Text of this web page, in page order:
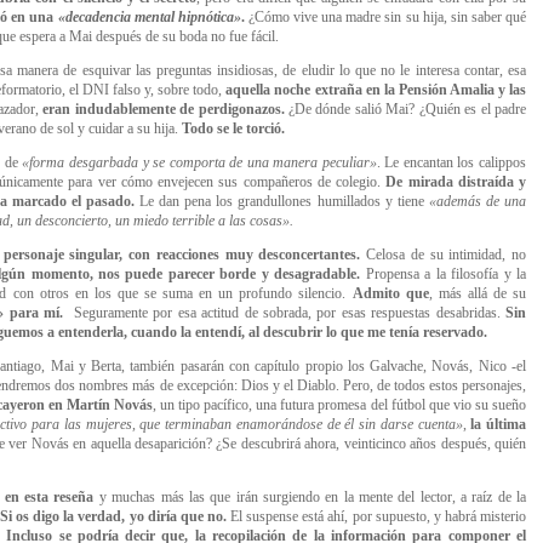
en una «decadencia mental hipnótica».¿Cómo vive una madre sin su hija, sin saber qué
espera a Mai después de su boda no fue fácil.
manera de esquivar las preguntas insidiosas, de eludir lo que no le interesa contar, esa
el DNI falso y, sobre todo,aquella noche extraña en la Pensión Amalia y las
eran indudablemente de perdigonazos.¿De dónde salió Mai? ¿Quién es el padre
de sol y cuidar a su hija. Todo se le torció.
de«forma desgarbada y se comporta de una manera peculiar». Le encantan los calippos
para ver cómo envejecen sus compañeros de colegio.De mirada distraída y
marcado el pasado.Le dan pena los grandullones humillados y tiene «además de una
un desconcierto, un miedo terrible a las cosas».
singular, con reacciones muy desconcertantes. Celosa de su intimidad, no
momento, nos puede parecer borde y desagradable. Propensa a la filosofía y la
con otros en los que se suma en un profundo silencio.
Admito que, más allá de su
para mí.Seguramente por esa actitud de sobrada, por esas respuestas desabridas.Sin
a entenderla, cuando la entendí, al descubrir lo que me tenía reservado.
Mai y Berta, también pasarán con capítulo propio los Galvache, Novás, Nico -el
dos nombres más de excepción: Dios y el Diablo. Pero, de todos estos personajes,
en Martín Novás, un tipo pacífico, una futura promesa del fútbol que vio su sueño
para las mujeres, que terminaban enamorándose de él sin darse cuenta»,la última
ver Novás en aquella desaparición? ¿Se descubrirá ahora, veinticinco años después, quién
esta reseña y muchas más las que irán surgiendo en la mente del lector, a raíz de la
os digo la verdad, yo diría que no.El suspense está ahí, por supuesto, y habrá misterio
Incluso se podría decir que, la recopilación de la información para componer el